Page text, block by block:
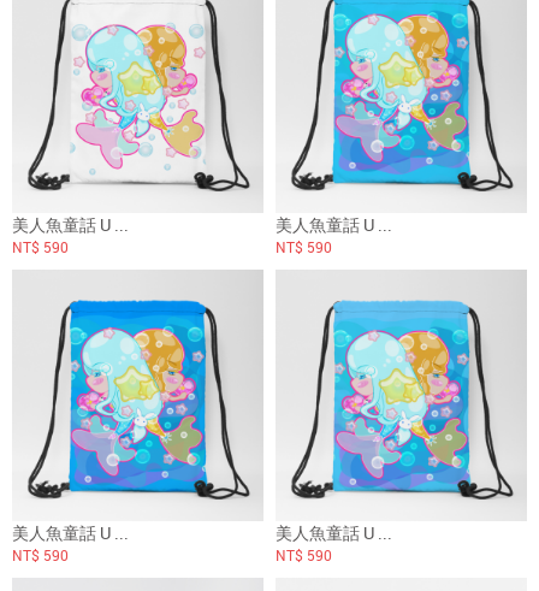
美人魚童話 U ...
NT$ 590
美人魚童話 U ...
NT$ 590
美人魚童話 U ...
NT$ 590
美人魚童話 U ...
NT$ 590